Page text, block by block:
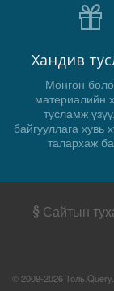
Хандив
Мөнгөн
материалийн
тусламж
байгууллага хувь
талархаж
Сайтын
© 2009-2026